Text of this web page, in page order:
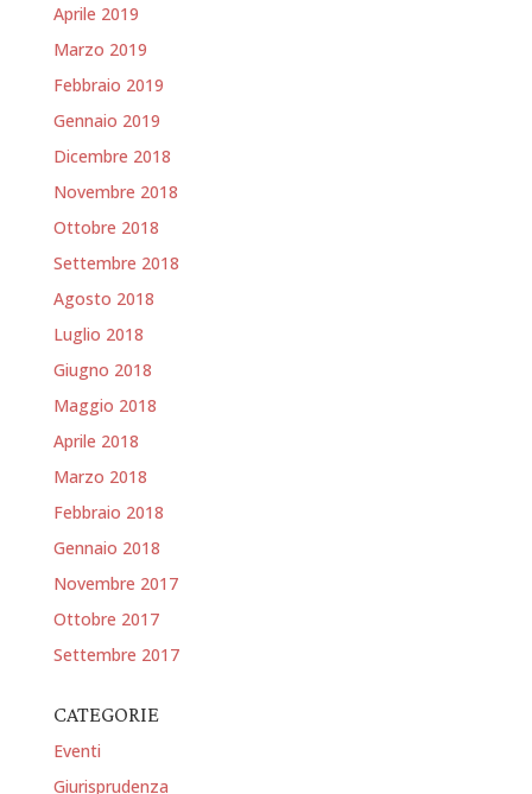
Aprile 2019
Marzo 2019
Febbraio 2019
Gennaio 2019
Dicembre 2018
Novembre 2018
Ottobre 2018
Settembre 2018
Agosto 2018
Luglio 2018
Giugno 2018
Maggio 2018
Aprile 2018
Marzo 2018
Febbraio 2018
Gennaio 2018
Novembre 2017
Ottobre 2017
Settembre 2017
CATEGORIE
Eventi
Giurisprudenza